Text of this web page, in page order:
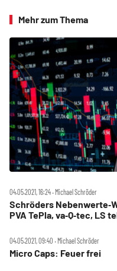
Mehr zum Thema
04.05.2021, 16:24 ‧ Michael Schröder
Schröders
PVA TePla, va‑Q‑tec, LS
04.05.2021, 09:40 ‧ Michael Schröder
Micro Caps: Feuer frei